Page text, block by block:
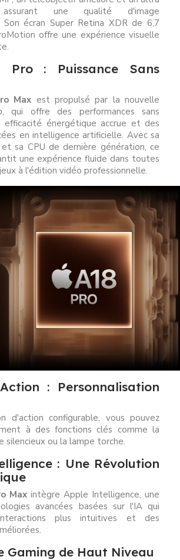
assurant une qualité d'image
Son écran Super Retina XDR de 6,7
offre une expérience visuelle
Pro : Puissance Sans
Max est propulsé par la nouvelle
qui offre des performances sans
efficacité énergétique accrue et des
en intelligence artificielle. Avec sa
sa CPU de dernière génération, ce
une expérience fluide dans toutes
à l'édition vidéo professionnelle.
: Personnalisation
d'action configurable, vous pouvez
à des fonctions clés comme la
silencieux ou la lampe torche.
: Une Révolution
Max intègre Apple Intelligence, une
avancées basées sur l'IA qui
plus intuitives et des
Gaming de Haut Niveau